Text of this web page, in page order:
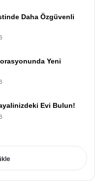
Daha Özgüvenli
Yeni
Evi Bulun!